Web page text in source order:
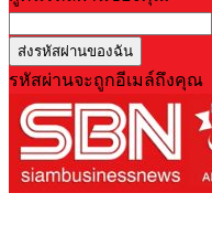
รหัสผ่านจะถูกอีเมล์ถึงคุณ